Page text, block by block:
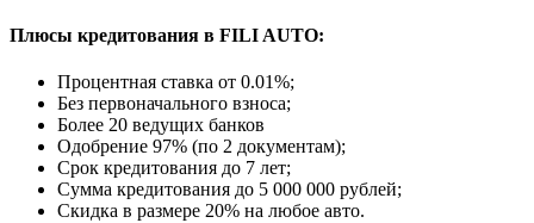
Плюсы кредитования в FILI AUTO:
Процентная ставка от 0.01%;
Без первоначального взноса;
Более 20 ведущих банков
Одобрение 97% (по 2 документам);
Срок кредитования до 7 лет;
Сумма кредитования до 5 000 000 рублей;
Скидка в размере 20% на любое авто.